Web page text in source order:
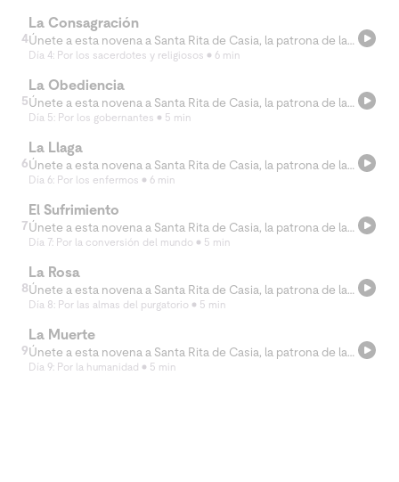
4
La Consagración
Únete a esta novena a Santa Rita de Casia, la patrona de las causas imposibles. En la sesión de hoy, seremos testigos de la entrada de Santa Rita a la vida religiosa.
Día 4: Por los sacerdotes y religiosos 6 min
5
La Obediencia
Únete a esta novena a Santa Rita de Casia, la patrona de las causas imposibles. En la sesión de hoy, veremos la obediencia y la humildad absolutas de Santa Rita.
Día 5: Por los gobernantes 5 min
6
La Llaga
Únete a esta novena a Santa Rita de Casia, la patrona de las causas imposibles. En la sesión de hoy, conoceremos la historia de cómo Santa Rita recibió la llaga de la corona de espinas en su frente.
Día 6: Por los enfermos 6 min
7
El Sufrimiento
Únete a esta novena a Santa Rita de Casia, la patrona de las causas imposibles. En la sesión de hoy, veremos cómo Santa Rita enfrentó el sufrimiento y el aislamiento en su vida.
Día 7: Por la conversión del mundo 5 min
8
La Rosa
Únete a esta novena a Santa Rita de Casia, la patrona de las causas imposibles. En la sesión de hoy, veremos una señal más de Dios realizada en la vida de Santa Rita, que nos inspira a confiar en el poder del Señor.
Día 8: Por las almas del purgatorio 5 min
9
La Muerte
Únete a esta novena a Santa Rita de Casia, la patrona de las causas imposibles. En la sesión de hoy, acompañaremos a Santa Rita en el último día de su vida y veremos las señales que Dios realizó y sigue realizando a través de ella.
Día 9: Por la humanidad 5 min